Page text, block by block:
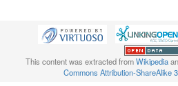
This content was extracted fromWikipedia
Commons Attribution-ShareAlike